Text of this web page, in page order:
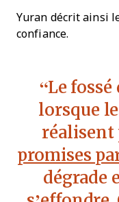
Yuran décrit ainsi
confiance.
Le
lorsque
réalisent
promises
dégrade